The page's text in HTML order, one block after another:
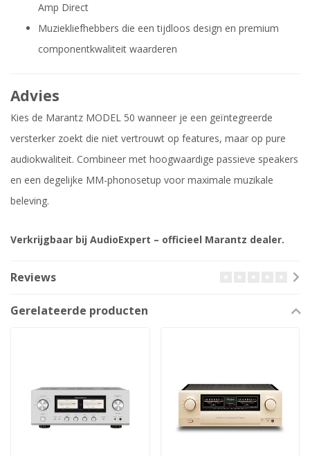
Amp Direct
Muziekliefhebbers die een tijdloos design en premium
componentkwaliteit waarderen
Advies
Kies de Marantz MODEL 50 wanneer je een geïntegreerde
versterker zoekt die niet vertrouwt op features, maar op pure
audiokwaliteit. Combineer met hoogwaardige passieve speakers
en een degelijke MM-phonosetup voor maximale muzikale
beleving.
Verkrijgbaar bij AudioExpert – officieel Marantz dealer.
Reviews
Gerelateerde producten